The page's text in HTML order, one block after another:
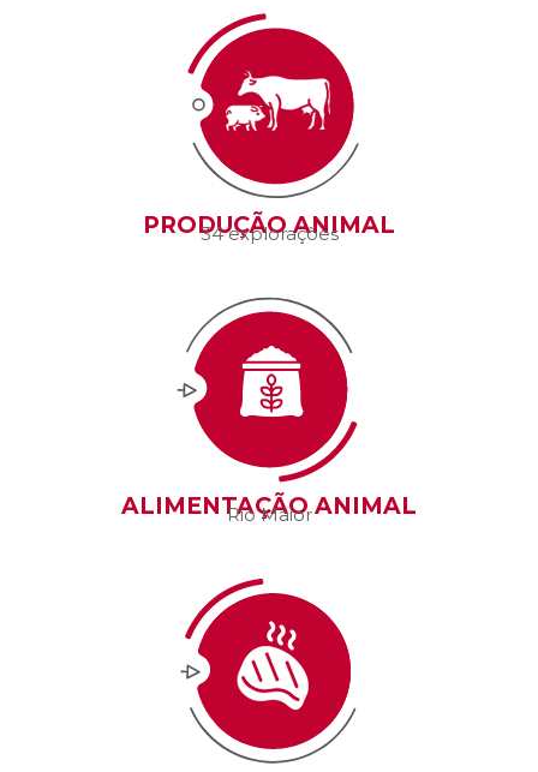
PRODUÇÃO ANIMAL
34 explorações
ALIMENTAÇÃO ANIMAL
Rio Maior